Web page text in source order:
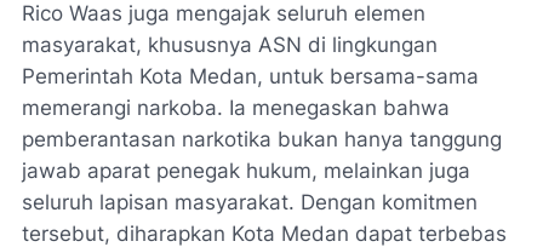
Rico Waas juga mengajak seluruh elemen
masyarakat, khususnya ASN di lingkungan
Pemerintah Kota Medan, untuk bersama-sama
memerangi narkoba. Ia menegaskan bahwa
pemberantasan narkotika bukan hanya tanggung
jawab aparat penegak hukum, melainkan juga
seluruh lapisan masyarakat. Dengan komitmen
tersebut, diharapkan Kota Medan dapat terbebas